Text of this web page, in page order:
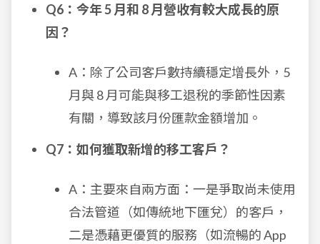
Q6：今年 5 月和 8 月營收有較大成長的原
因？
A：除了公司客戶數持續穩定增長外，5
月與 8 月可能與移工退稅的季節性因素
有關，導致該月份匯款金額增加。
Q7：如何獲取新增的移工客戶？
A：主要來自兩方面：一是爭取尚未使用
合法管道（如傳統地下匯兌）的客戶，
二是憑藉更優質的服務（如流暢的 App